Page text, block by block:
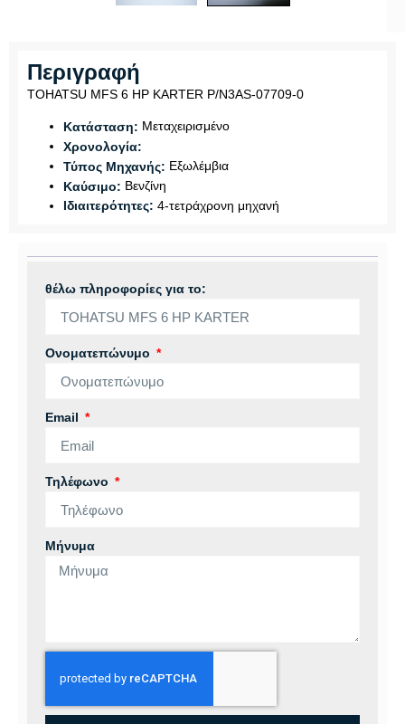
Περιγραφή
TOHATSU MFS 6 HP KARTER P/N3AS-07709-0
Κατάσταση: Μεταχειρισμένο
Χρονολογία:
Τύπος Μηχανής: Εξωλέμβια
Καύσιμο: Βενζίνη
Ιδιαιτερότητες: 4-τετράχρονη μηχανή
θέλω πληροφορίες για το:
Ονοματεπώνυμο
Email
Τηλέφωνο
Μήνυμα